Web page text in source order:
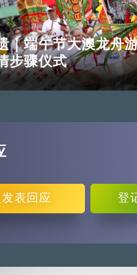
｜端午节大澳龙舟
步骤仪式
发表回应 登